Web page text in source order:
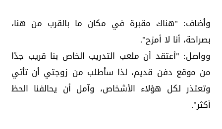
وأضاف: "هناك مقبرة في مكان ما بالقرب من هنا،
بصراحة، أنا لا أمزح".
وواصل: "أعتقد أن ملعب التدريب الخاص بنا قريب جدًا
من موقع دفن قديم، لذا سأطلب من زوجتي أن تأتي
وتعتذر لكل هؤلاء الأشخاص، وآمل أن يحالفنا الحظ
أكثر".